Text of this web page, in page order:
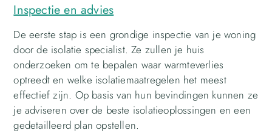
Inspectie en advies
De eerste stap is een grondige inspectie van je woning
door de isolatie specialist. Ze zullen je huis
onderzoeken om te bepalen waar warmteverlies
optreedt en welke isolatiemaatregelen het meest
effectief zijn. Op basis van hun bevindingen kunnen ze
je adviseren over de beste isolatieoplossingen en een
gedetailleerd plan opstellen.